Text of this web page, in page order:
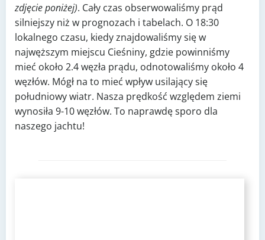
zdjęcie poniżej). Cały czas obserwowaliśmy prąd
silniejszy niż w prognozach i tabelach. O 18:30
lokalnego czasu, kiedy znajdowaliśmy się w
najwęższym miejscu Cieśniny, gdzie powinniśmy
mieć około 2.4 węzła prądu, odnotowaliśmy około 4
węzłów. Mógł na to mieć wpływ usilający się
południowy wiatr. Nasza prędkość względem ziemi
wynosiła 9-10 węzłów. To naprawdę sporo dla
naszego jachtu!